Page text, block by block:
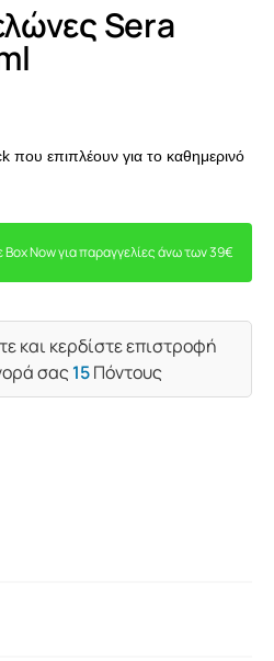
Sera
επιπλέουν για το καθημερινό
Now για παραγγελίες άνω των 39€
και κερδίστε επιστροφή
σας15Πόντους